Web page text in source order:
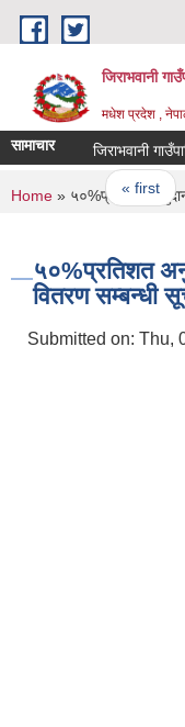
Skip to main content
जिराभवानी
मधेश प्रदेश ,
सामाचार
Pages
« first
You are
Home » ५०%प्रतिशत
५०%प्रतिशत
वितरण सम्बन्धी
Submitted on: Thu,